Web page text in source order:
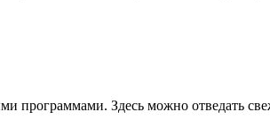
программами. Здесь можно отведать